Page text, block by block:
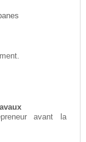
avant la